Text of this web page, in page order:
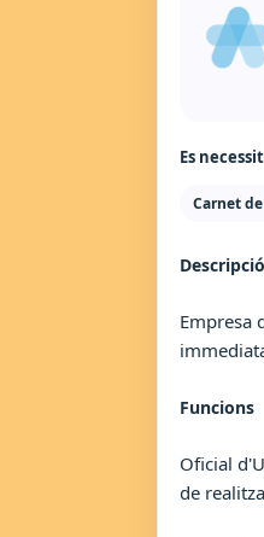
Es
Carnet
Descripció
Empresa
Funcions
Oficial
de